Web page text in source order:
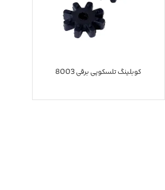
کوبلینگ تلسکوپی برقی 8003